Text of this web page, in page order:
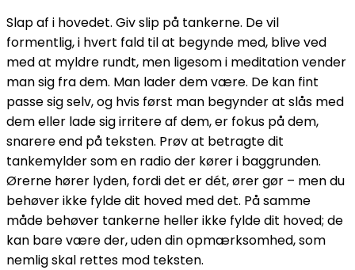
Slap af i hovedet. Giv slip på tankerne. De vil
formentlig, i hvert fald til at begynde med, blive ved
med at myldre rundt, men ligesom i meditation vender
man sig fra dem. Man lader dem være. De kan fint
passe sig selv, og hvis først man begynder at slås med
dem eller lade sig irritere af dem, er fokus på dem,
snarere end på teksten. Prøv at betragte dit
tankemylder som en radio der kører i baggrunden.
Ørerne hører lyden, fordi det er dét, ører gør – men du
behøver ikke fylde dit hoved med det. På samme
måde behøver tankerne heller ikke fylde dit hoved; de
kan bare være der, uden din opmærksomhed, som
nemlig skal rettes mod teksten.